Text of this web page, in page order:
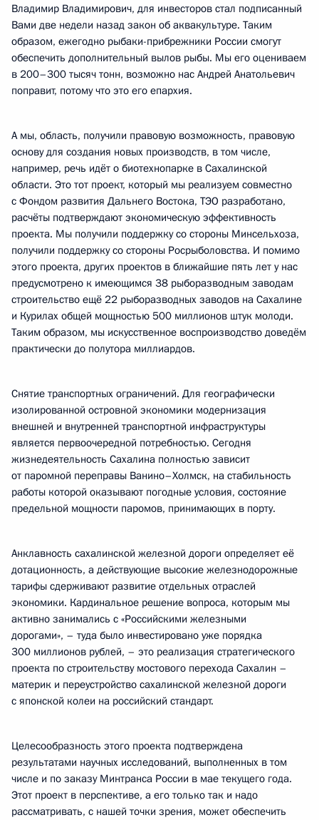
Владимир Владимирович, для инвесторов стал подписанный
Вами две недели назад закон об аквакультуре. Таким
образом, ежегодно рыбаки-прибрежники России смогут
обеспечить дополнительный вылов рыбы. Мы его оцениваем
в 200–300 тысяч тонн, возможно нас Андрей Анатольевич
поправит, потому что это его епархия.
А мы, область, получили правовую возможность, правовую
основу для создания новых производств, в том числе,
например, речь идёт о биотехнопарке в Сахалинской
области. Это тот проект, который мы реализуем совместно
с Фондом развития Дальнего Востока, ТЭО разработано,
расчёты подтверждают экономическую эффективность
проекта. Мы получили поддержку со стороны Минсельхоза,
получили поддержку со стороны Росрыболовства. И помимо
этого проекта, других проектов в ближайшие пять лет у нас
предусмотрено к имеющимся 38 рыборазводным заводам
строительство ещё 22 рыборазводных заводов на Сахалине
и Курилах общей мощностью 500 миллионов штук молоди.
Таким образом, мы искусственное воспроизводство доведём
практически до полутора миллиардов.
Снятие транспортных ограничений. Для географически
изолированной островной экономики модернизация
внешней и внутренней транспортной инфраструктуры
является первоочередной потребностью. Сегодня
жизнедеятельность Сахалина полностью зависит
от паромной переправы Ванино–Холмск, на стабильность
работы которой оказывают погодные условия, состояние
предельной мощности паромов, принимающих в порту.
Анклавность сахалинской железной дороги определяет её
дотационность, а действующие высокие железнодорожные
тарифы сдерживают развитие отдельных отраслей
экономики. Кардинальное решение вопроса, которым мы
активно занимались с «Российскими железными
дорогами», – туда было инвестировано уже порядка
300 миллионов рублей, – это реализация стратегического
проекта по строительству мостового перехода Сахалин –
материк и переустройство сахалинской железной дороги
с японской колеи на российский стандарт.
Целесообразность этого проекта подтверждена
результатами научных исследований, выполненных в том
числе и по заказу Минтранса России в мае текущего года.
Этот проект в перспективе, а его только так и надо
рассматривать, с нашей точки зрения, может обеспечить